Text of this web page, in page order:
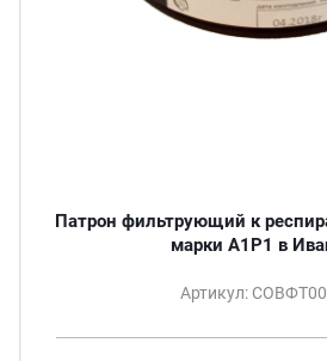
Патрон фильтрующий к
марки А1Р1 в
Артикул: